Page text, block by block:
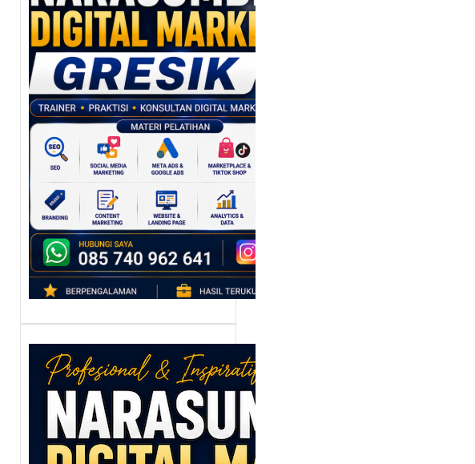
Narasumber
Digital Marketing
Gresik:
Meningkatkan
Daya Saing SDM
dan Bisnis di Era
Transformasi
Digital
Perkembangan dunia
industri tidak hanya
mengubah cara
perusahaan
memproduksi barang,…